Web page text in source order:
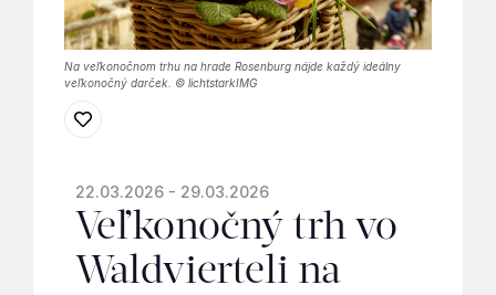
Na veľkonočnom trhu na hrade Rosenburg nájde každý ideálny
veľkonočný darček. © lichtstarkIMG
22.03.2026 - 29.03.2026
Veľkonočný trh vo
Waldvierteli na